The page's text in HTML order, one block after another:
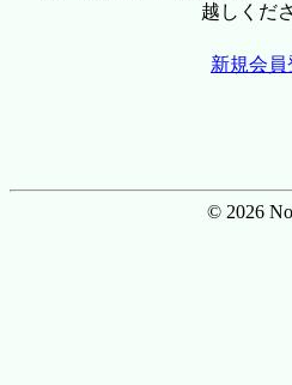
越しくだ
新規会員
© 2026